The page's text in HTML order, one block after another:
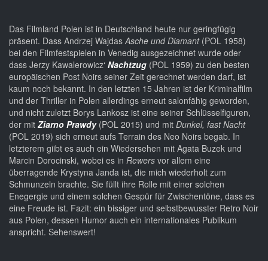
Das Filmland Polen ist in Deutschland heute nur geringfügig
präsent. Dass Andrzej WajdasAsche und Diamant (POL 1958)
bei den Filmfestspielen in Venedig ausgezeichnet wurde oder
dass Jerzy Kawalerowicz‘ Nachtzug (POL 1959) zu den besten
europäischen Post Noirs seiner Zeit gerechnet werden darf, ist
kaum noch bekannt. In den letzten 15 Jahren ist der Kriminalfilm
und der Thriller in Polen allerdings erneut salonfähig geworden,
und nicht zuletzt Borys Lankosz ist eine seiner Schlüsselfiguren,
der mit Ziarno Prawdy(POL 2015) und mit Dunkel, fast Nacht
(POL 2019) sich erneut aufs Terrain des Neo Noirs begab. In
letzterem giibt es auch ein Wiedersehen mit Agata Buzek und
Marcin Dorocinski, wobei es in Rewers vor allem eine
überragende Krystyna Janda ist, die mich wiederholt zum
Schmunzeln brachte. Sie füllt ihre Rolle mit einer solchen
Enegergie und einem solchen Gespür für Zwischentöne, dass es
eine Freude ist. Fazit: ein bissiger und selbstbewusster Retro Noir
aus Polen, dessen Humor auch ein internationales Publikum
anspricht. Sehenswert!